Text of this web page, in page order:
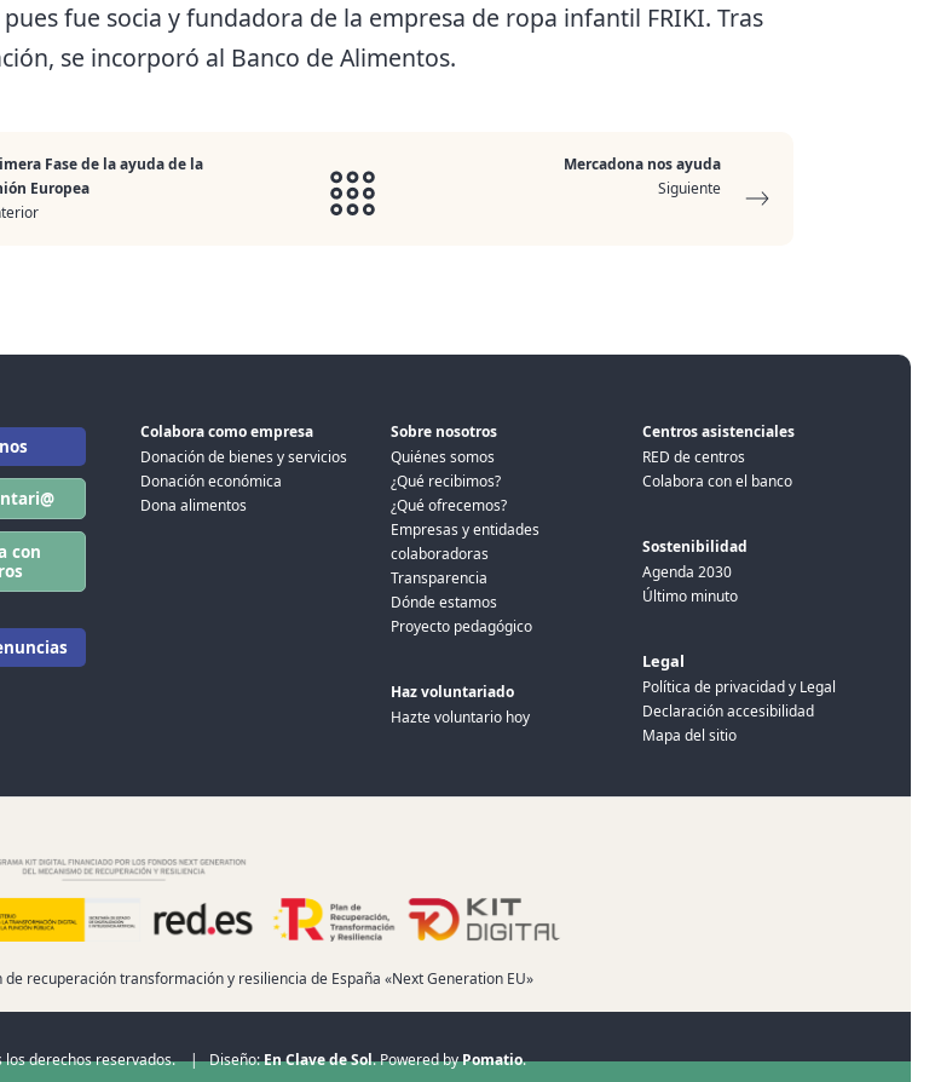
fue socia y fundadora de la empresa de ropa infantil FRIKI. Tras
se incorporó al Banco de Alimentos.
Fase de la ayuda de la
Europea
Mercadona nos ayuda
Siguiente
con
Colabora como empresa
Donación de bienes y servicios
Donación económica
Dona alimentos
Sobre nosotros
Quiénes somos
¿Qué recibimos?
¿Qué ofrecemos?
Empresas y entidades
colaboradoras
Transparencia
Dónde estamos
Proyecto pedagógico
Haz voluntariado
Hazte voluntario hoy
Centros asistenciales
RED de centros
Colabora con el banco
Sostenibilidad
Agenda 2030
Último minuto
Legal
Política de privacidad y Legal
Declaración accesibilidad
Mapa del sitio
recuperación transformación y resiliencia de España «Next Generation EU»
los derechos reservados. | Diseño:En Clave de Sol. Powered byPomatio.